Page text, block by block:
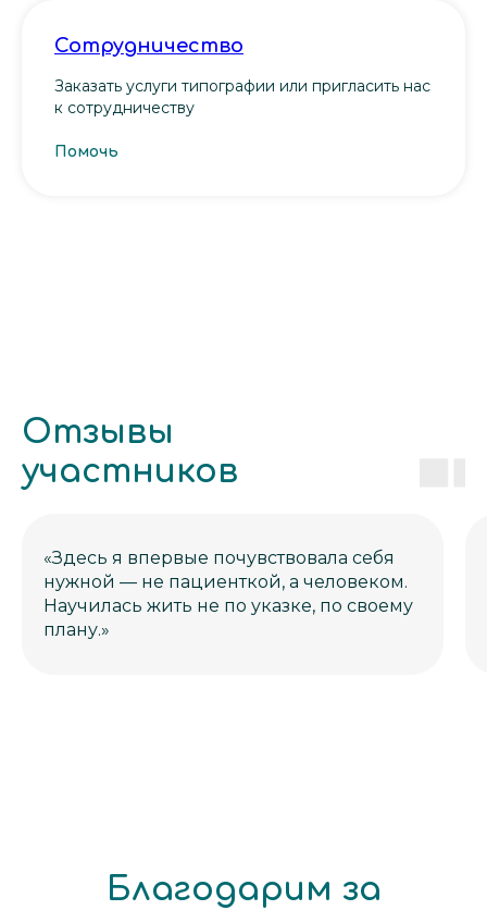
Сотрудничество
Заказать услуги типографии или пригласить нас
к сотрудничеству
Помочь
Отзывы
участников
«Здесь я впервые почувствовала себя
нужной — не пациенткой, а человеком.
Научилась жить не по указке, по своему
плану.»
Благодарим за